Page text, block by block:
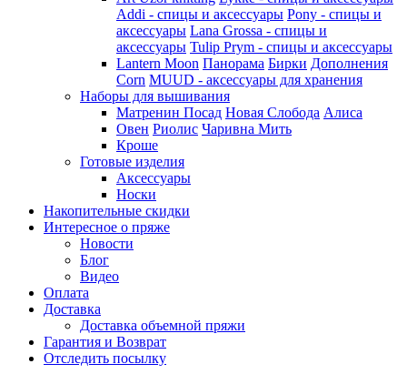
Addi - спицы и аксессуары Pony - спицы и
аксессуары Lana Grossa - спицы и
аксессуары Tulip Prym - спицы и аксессуары
Lantern Moon Панорама Бирки Дополнения
Corn MUUD - аксессуары для хранения
Наборы для вышивания
Матренин Посад Новая Слобода Алиса
Овен Риолис Чаривна Мить
Кроше
Готовые изделия
Аксессуары
Носки
Накопительные скидки
Интересное о пряже
Новости
Блог
Видео
Оплата
Доставка
Доставка объемной пряжи
Гарантия и Возврат
Отследить посылку